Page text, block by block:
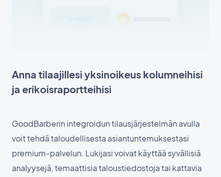
Anna tilaajillesi yksinoikeus kolumneihisi
ja erikoisraportteihisi
GoodBarberin integroidun tilausjärjestelmän avulla
voit tehdä taloudellisesta asiantuntemuksestasi
premium-palvelun. Lukijasi voivat käyttää syvällisiä
analyysejä, temaattisia taloustiedostoja tai kattavia